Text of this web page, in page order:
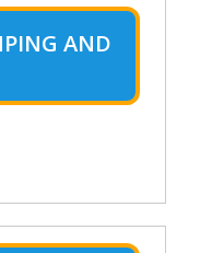
AND